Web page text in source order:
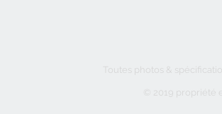
Toutes photos &
© 2019 propriété